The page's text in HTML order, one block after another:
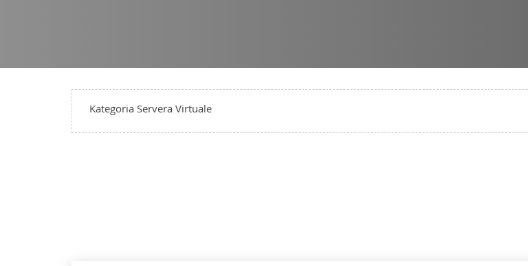
Kategoria Servera Virtuale